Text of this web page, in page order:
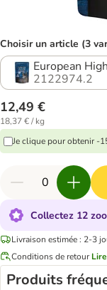
Choisir un article (3
European
2122974.2
12,49 €
18,37 € / kg
Je clique pour obtenir -
Collectez 12
Livraison estimée : 2-3
Conditions de retour
Produits